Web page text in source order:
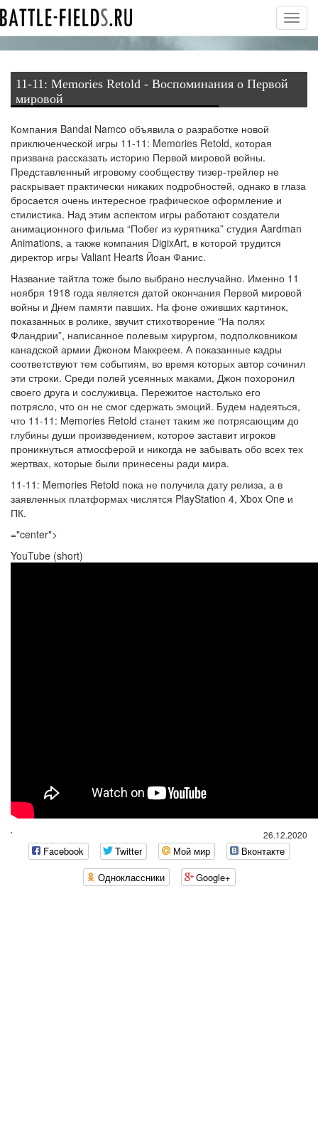
11-11: Memories Retold - Воспоминания о Первой
мировой
Компания Bandai Namco объявила о разработке новой
приключенческой игры 11-11: Memories Retold, которая
призвана рассказать историю Первой мировой войны.
Представленный игровому сообществу тизер-трейлер не
раскрывает практически никаких подробностей, однако в глаза
бросается очень интересное графическое оформление и
стилистика. Над этим аспектом игры работают создатели
анимационного фильма “Побег из курятника” студия Aardman
Animations, а также компания DigixArt, в которой трудится
директор игры Valiant Hearts Йоан Фанис.
Название тайтла тоже было выбрано неслучайно. Именно 11
ноября 1918 года является датой окончания Первой мировой
войны и Днем памяти павших. На фоне оживших картинок,
показанных в ролике, звучит стихотворение “На полях
Фландрии”, написанное полевым хирургом, подполковником
канадской армии Джоном Маккреем. А показанные кадры
соответствуют тем событиям, во время которых автор сочинил
эти строки. Среди полей усеянных маками, Джон похоронил
своего друга и сослуживца. Пережитое настолько его
потрясло, что он не смог сдержать эмоций. Будем надеяться,
что 11-11: Memories Retold станет таким же потрясающим до
глубины души произведением, которое заставит игроков
проникнуться атмосферой и никогда не забывать обо всех тех
жертвах, которые были принесены ради мира.
11-11: Memories Retold пока не получила дату релиза, а в
заявленных платформах числятся PlayStation 4, Xbox One и
ПК.
="center">
YouTube (short)
26.12.2020
`
Facebook Twitter Мой мир
Вконтакте
Одноклассники
Google+